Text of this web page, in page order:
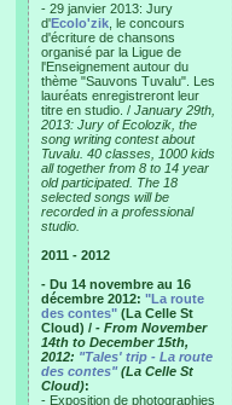
- 29 janvier 2013: Jury
d'Ecolo'zik , le concours
d'écriture de chansons
organisé par la Ligue de
l'Enseignement autour du
thème "Sauvons Tuvalu". Les
lauréats enregistreront leur
titre en studio. / January 29th,
2013: Jury of Ecolozik, the
song writing contest about
Tuvalu. 40 classes, 1000 kids
all together from 8 to 14 year
old participated. The 18
selected songs will be
recorded in a professional
studio.
2011 - 2012
- Du 14 novembre au 16
décembre 2012: "La route
des contes" (La Celle St
Cloud) / - From November
14th to December 15th,
2012: "Tales' trip - La route
des contes"(La Celle St
Cloud):
- Exposition de photographies